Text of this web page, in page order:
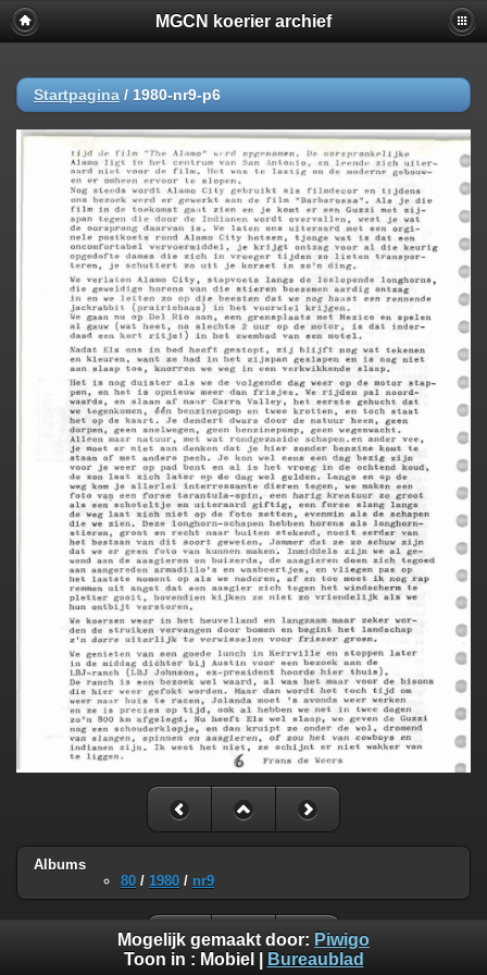
MGCN koerier archief
Startpagina / 1980-nr9-p6
Albums
80 / 1980 / nr9
Mogelijk gemaakt door: Piwigo
Toon in : Mobiel Bureaublad